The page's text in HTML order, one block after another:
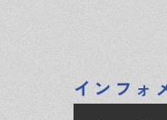
インフォ